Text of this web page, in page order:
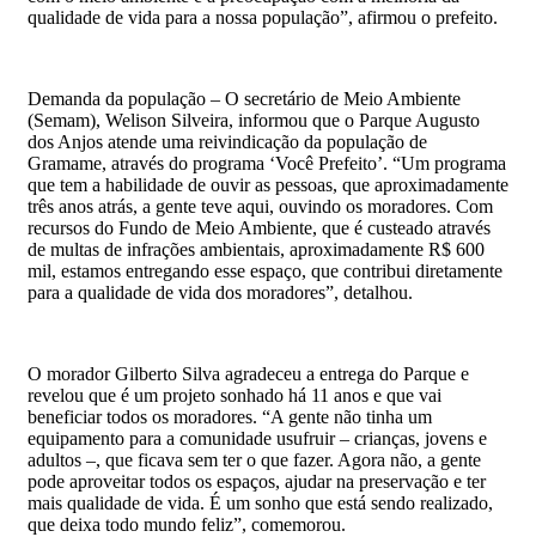
qualidade de vida para a nossa população”, afirmou o prefeito.
Demanda da população – O secretário de Meio Ambiente
(Semam), Welison Silveira, informou que o Parque Augusto
dos Anjos atende uma reivindicação da população de
Gramame, através do programa ‘Você Prefeito’. “Um programa
que tem a habilidade de ouvir as pessoas, que aproximadamente
três anos atrás, a gente teve aqui, ouvindo os moradores. Com
recursos do Fundo de Meio Ambiente, que é custeado através
de multas de infrações ambientais, aproximadamente R$ 600
mil, estamos entregando esse espaço, que contribui diretamente
para a qualidade de vida dos moradores”, detalhou.
O morador Gilberto Silva agradeceu a entrega do Parque e
revelou que é um projeto sonhado há 11 anos e que vai
beneficiar todos os moradores. “A gente não tinha um
equipamento para a comunidade usufruir – crianças, jovens e
adultos –, que ficava sem ter o que fazer. Agora não, a gente
pode aproveitar todos os espaços, ajudar na preservação e ter
mais qualidade de vida. É um sonho que está sendo realizado,
que deixa todo mundo feliz”, comemorou.